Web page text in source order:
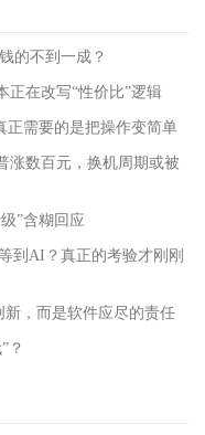
的不到一成？
正在改写“性价比”逻辑
正需要的是把操作变简单
涨数百元，换机周期或被
”含糊回应
到AI？真正的考验才刚刚
新，而是软件应尽的责任
？